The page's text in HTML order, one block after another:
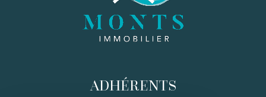
ADHÉRENTS